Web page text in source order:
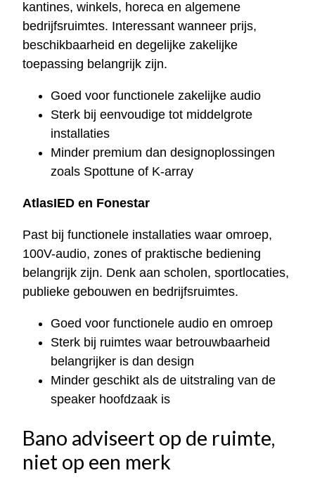
kantines, winkels, horeca en algemene
bedrijfsruimtes. Interessant wanneer prijs,
beschikbaarheid en degelijke zakelijke
toepassing belangrijk zijn.
Goed voor functionele zakelijke audio
Sterk bij eenvoudige tot middelgrote
installaties
Minder premium dan designoplossingen
zoals Spottune of K-array
AtlasIED en Fonestar
Past bij functionele installaties waar omroep,
100V-audio, zones of praktische bediening
belangrijk zijn. Denk aan scholen, sportlocaties,
publieke gebouwen en bedrijfsruimtes.
Goed voor functionele audio en omroep
Sterk bij ruimtes waar betrouwbaarheid
belangrijker is dan design
Minder geschikt als de uitstraling van de
speaker hoofdzaak is
Bano adviseert op de ruimte,
niet op een merk